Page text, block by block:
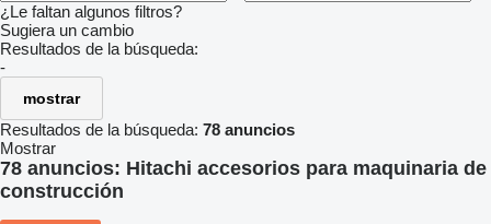
¿Le faltan algunos filtros?
Sugiera un cambio
Resultados de la búsqueda:
-
mostrar
Resultados de la búsqueda: 78 anuncios
Mostrar
78 anuncios: Hitachi accesorios para maquinaria de
construcción